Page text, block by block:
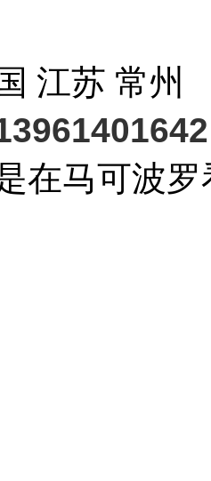
江苏 常州
在马可波